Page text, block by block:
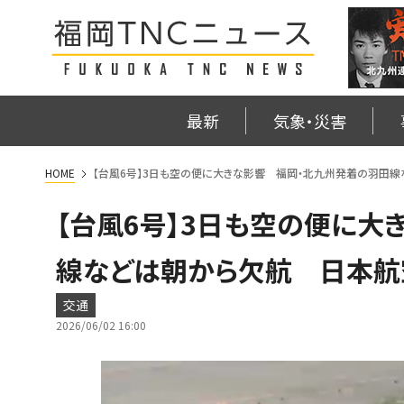
最新 気象・災害
HOME 【台風6号】3日も空の便に大きな影響 福岡・北九州発着の羽田
【台風6号】3日も空の便に
線などは朝から欠航 日本
交通
2026/06/02 16:00